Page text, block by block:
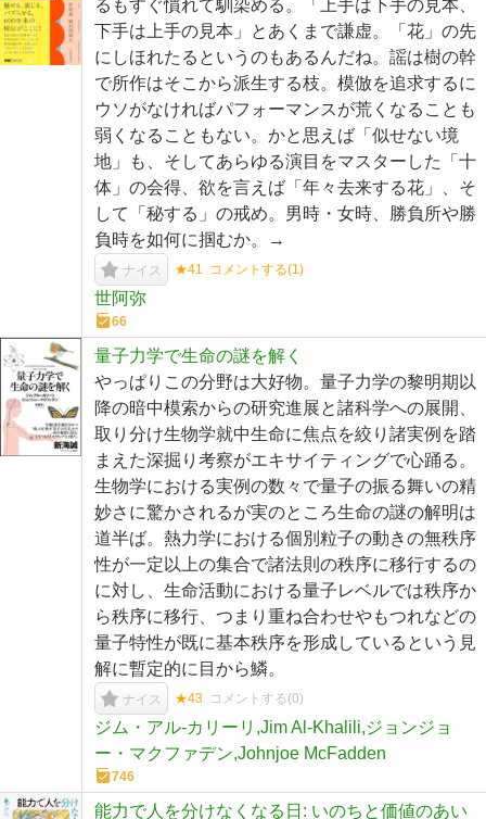
るもすぐ慣れて馴染める。「上手は下手の見本、
下手は上手の見本」とあくまで謙虚。「花」の先
にしほれたるというのもあるんだね。謡は樹の幹
で所作はそこから派生する枝。模倣を追求するに
ウソがなければパフォーマンスが荒くなることも
弱くなることもない。かと思えば「似せない境
地」も、そしてあらゆる演目をマスターした「十
体」の会得、欲を言えば「年々去来する花」、そ
して「秘する」の戒め。男時・女時、勝負所や勝
負時を如何に掴むか。→
ナイス ★41 コメントする(1)
世阿弥
66
量子力学で生命の謎を解く
やっぱりこの分野は大好物。量子力学の黎明期以
降の暗中模索からの研究進展と諸科学への展開、
取り分け生物学就中生命に焦点を絞り諸実例を踏
まえた深掘り考察がエキサイティングで心踊る。
生物学における実例の数々で量子の振る舞いの精
妙さに驚かされるが実のところ生命の謎の解明は
道半ば。熱力学における個別粒子の動きの無秩序
性が一定以上の集合で諸法則の秩序に移行するの
に対し、生命活動における量子レベルでは秩序か
ら秩序に移行、つまり重ね合わせやもつれなどの
量子特性が既に基本秩序を形成しているという見
解に暫定的に目から鱗。
ナイス ★43 コメントする(0)
ジム・アル-カリーリ,Jim Al-Khalili,ジョンジョ
ー・マクファデン,Johnjoe McFadden
746
能力で人を分けなくなる日: いのちと価値のあい